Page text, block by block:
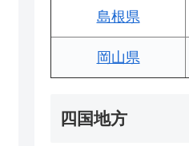
島根県
岡山県
四国地方